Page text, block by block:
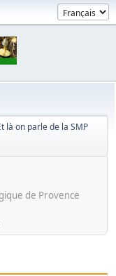
là on parle de la SMP
de Provence